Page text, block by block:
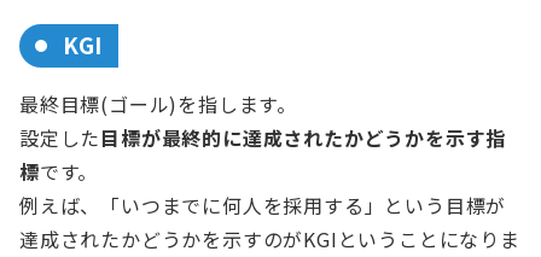
KGI
最終目標(ゴール)を指します。
設定した目標が最終的に達成されたかどうかを示す指
標です。
例えば、「いつまでに何人を採用する」という目標が
達成されたかどうかを示すのがKGIということになりま